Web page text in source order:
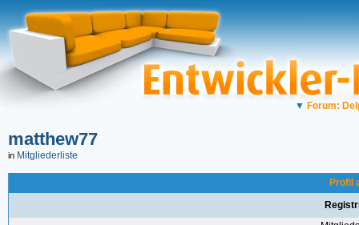
▼ Forum:
matthew77
in Mitgliederliste
Profil